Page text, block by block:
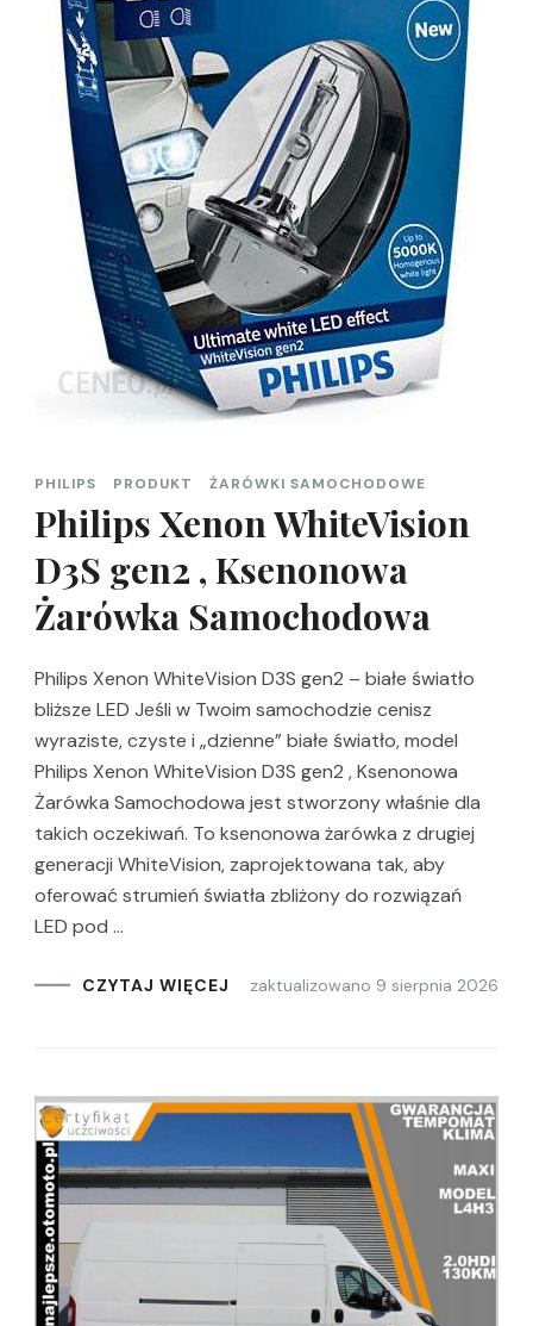
PHILIPS PRODUKT ŻARÓWKI SAMOCHODOWE
Philips Xenon WhiteVision
D3S gen2 , Ksenonowa
Żarówka Samochodowa
Philips Xenon WhiteVision D3S gen2 – białe światło
bliższe LED Jeśli w Twoim samochodzie cenisz
wyraziste, czyste i „dzienne” białe światło, model
Philips Xenon WhiteVision D3S gen2 , Ksenonowa
Żarówka Samochodowa jest stworzony właśnie dla
takich oczekiwań. To ksenonowa żarówka z drugiej
generacji WhiteVision, zaprojektowana tak, aby
oferować strumień światła zbliżony do rozwiązań
LED pod …
CZYTAJ WIĘCEJ zaktualizowano 9 sierpnia 2026